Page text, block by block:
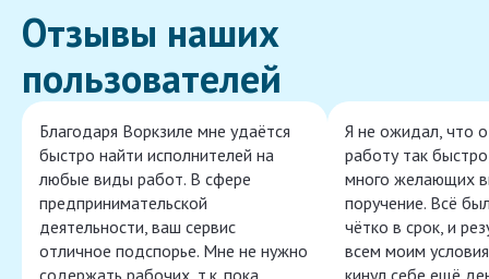
Отзывы наших
пользователей
Благодаря Воркзиле мне удаётся
быстро найти исполнителей на
любые виды работ. В сфере
предпринимательской
деятельности, ваш сервис
отличное подспорье. Мне не нужно
Я не ожидал, что
работу так
много желающих
поручение. Всё
чётко в срок, и
всем моим